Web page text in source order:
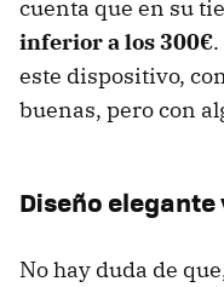
cuenta que en su
inferior a los 300€
este dispositivo,
buenas, pero con
Diseño elegante
No hay duda de